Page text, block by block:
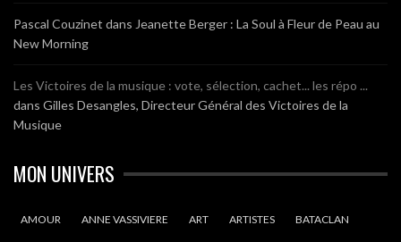
Pascal Couzinet dans Jeanette Berger : La Soul à Fleur de Peau au
New Morning
Les Victoires de la musique : vote, sélection, cachet... les répo ...
dans Gilles Desangles, Directeur Général des Victoires de la
Musique
MON UNIVERS
AMOUR ANNE VASSIVIERE ART ARTISTES BATACLAN